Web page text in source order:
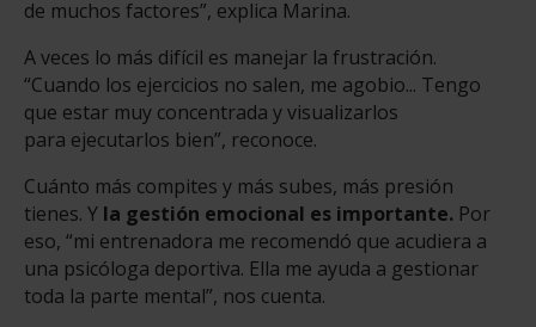
de muchos factores”, explica Marina.
A veces lo más difícil es manejar la frustración.
“Cuando los ejercicios no salen, me agobio... Tengo
que estar muy concentrada y visualizarlos
para ejecutarlos bien”, reconoce.
Cuánto más compites y más subes, más presión
tienes. Y la gestión emocional es importante. Por
eso, “mi entrenadora me recomendó que acudiera a
una psicóloga deportiva. Ella me ayuda a gestionar
toda la parte mental”, nos cuenta.